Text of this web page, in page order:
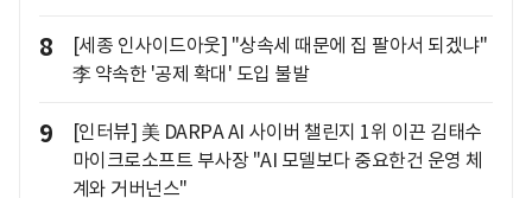
8
[세종 인사이드아웃] "상속세 때문에 집 팔아서 되겠냐"
李 약속한 '공제 확대' 도입 불발
9
[인터뷰] 美 DARPA AI 사이버 챌린지 1위 이끈 김태수
마이크로소프트 부사장 "AI 모델보다 중요한건 운영 체
계와 거버넌스"